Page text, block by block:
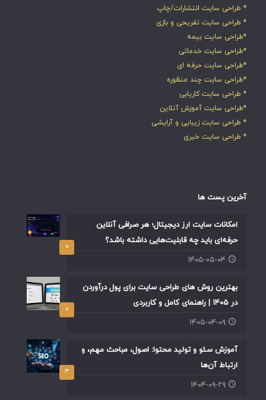
* طراحی سایت انتشارات/چاپ
* طراحی سایت تفریحی و بازی
*طراحی سایت بیمه
*طراحی سایت خدماتی
*طراحی سایت حرفه ای
*طراحی سایت چند منظوره
* طراحی سایت کاریابی
*طراحی سایت آموزش آنلاین
* طراحی سایت زیبایی و آرایشی
* طراحی سایت خبری
آخرین پست ها
۰
امکانات سایت ارز دیجیتال؛ هر صرافی آنلاین
حرفه‌ای باید چه قابلیت‌هایی داشته باشد؟
۱۴۰۵-۰۵-۰۴
۰
بهترین روش های طراحی سایت برای پول درآوردن
در ۱۴۰۵ | راهنمای کامل و کاربردی
۱۴۰۵-۰۴-۰۹
۳
آموزش سئو و تولید محتوا: اصول، مباحث مهم، و
ارتباط آن‌ها
۱۴۰۴-۰۹-۲۹